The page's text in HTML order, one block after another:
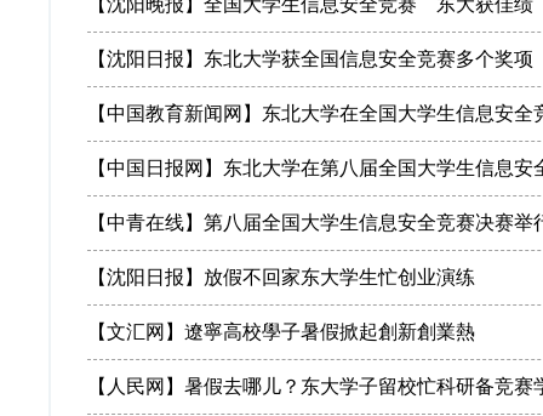
【沈阳晚报】全国大学生信息安全竞赛 东大获佳绩
【沈阳日报】东北大学获全国信息安全竞赛多个奖项
【中国教育新闻网】东北大学在全国大学生信息安全
【中国日报网】东北大学在第八届全国大学生信息安
【中青在线】第八届全国大学生信息安全竞赛决赛举
【沈阳日报】放假不回家东大学生忙创业演练
【文汇网】遼寧高校學子暑假掀起創新創業熱
【人民网】暑假去哪儿？东大学子留校忙科研备竞赛